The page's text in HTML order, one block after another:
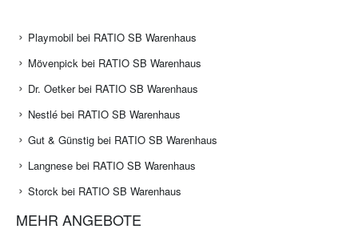
Playmobil bei RATIO SB Warenhaus
Mövenpick bei RATIO SB Warenhaus
Dr. Oetker bei RATIO SB Warenhaus
Nestlé bei RATIO SB Warenhaus
Gut & Günstig bei RATIO SB Warenhaus
Langnese bei RATIO SB Warenhaus
Storck bei RATIO SB Warenhaus
MEHR ANGEBOTE